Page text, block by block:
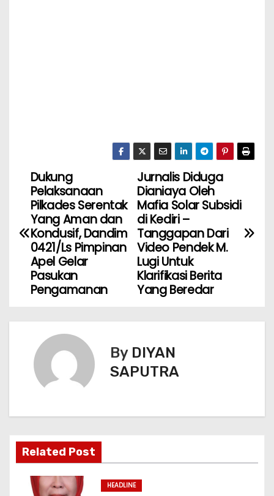
Jurnalis Diduga
Dianiaya Oleh
Mafia Solar Subsidi
di Kediri –
Tanggapan Dari
Video Pendek M.
Lugi Untuk
Klarifikasi Berita
Yang Beredar
Dukung
Pelaksanaan
Pilkades Serentak
Yang Aman dan
Kondusif, Dandim
0421/Ls Pimpinan
Apel Gelar
Pasukan
Pengamanan
By DIYAN
SAPUTRA
Related Post
HEADLINE